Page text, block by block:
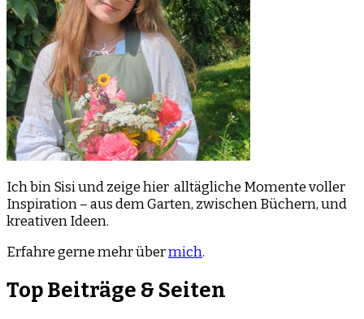
Ich bin Sisi und zeige hier alltägliche Momente voller
Inspiration – aus dem Garten, zwischen Büchern, und
kreativen Ideen.
Erfahre gerne mehr übermich.
Top Beiträge & Seiten